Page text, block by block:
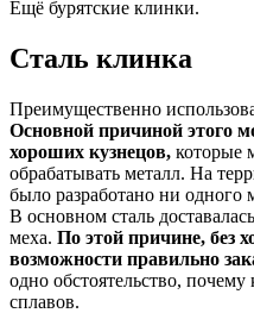
Ещё бурятские клинки.
Сталь клинка
Преимущественно
Основной причиной этого
хороших кузнецов, которые
обрабатывать металл. На
было разработано ни одного
В основном сталь
меха. По этой причине, без
возможности правильно
одно обстоятельство,
сплавов.